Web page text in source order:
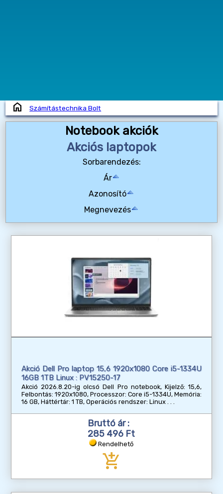
home Számítástechnika Bolt
Notebook akciók
Akciós laptopok
Sorbarendezés:
Ár
Azonosító
Megnevezés
Akció Dell Pro laptop 15,6 1920x1080 Core i5-1334U
16GB 1TB Linux : PV15250-17
Akció 2026.8.20-ig olcsó Dell Pro notebook, Kijelző: 15,6,
Felbontás: 1920x1080, Processzor: Core i5-1334U, Memória:
16 GB, Háttértár: 1 TB, Operációs rendszer: Linux
Bruttó ár :
285 496 Ft
Rendelhető
add_shopping_cart